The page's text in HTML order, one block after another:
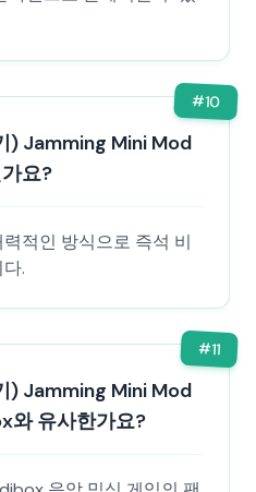
#10
) Jamming Mini Mod
요?
적인 방식으로 즉석 비
.
#11
) Jamming Mini Mod
와 유사한가요?